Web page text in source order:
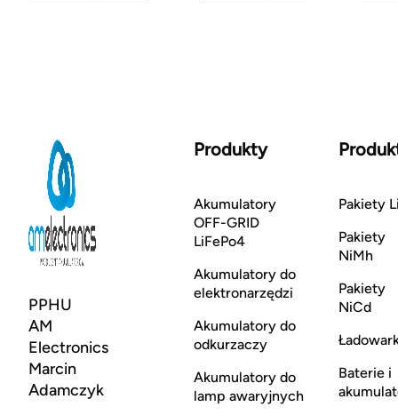
PPHU
AM
Electronics
Marcin
Adamczyk
Produkty
Akumulatory
OFF-GRID
LiFePo4
Akumulatory do
elektronarzędzi
Akumulatory do
odkurzaczy
Akumulatory do
lamp awaryjnych
Pakiety
Pakiety
NiMh
Pakiety
NiCd
Baterie i